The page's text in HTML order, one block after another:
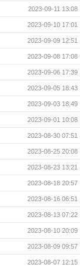
2023-09-11 13:08
2023-09-10 17:01
2023-09-09 12:51
2023-09-08 17:08
2023-09-06 17:39
2023-09-05 18:43
2023-09-03 18:49
2023-09-01 10:08
2023-08-30 07:51
2023-08-25 20:08
2023-08-23 13:21
2023-08-18 20:57
2023-08-16 06:51
2023-08-13 07:22
2023-08-10 20:09
2023-08-09 09:57
2023-08-07 12:15